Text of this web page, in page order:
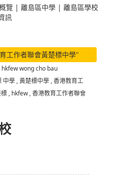
覽 | 離島區中學 | 離島區學校
訊
工作者聯會黃楚標中學"
hkfew wong cho bau
中學 ,黃楚標中學 ,香港教育工
, hkfew,香港教育工作者聯會